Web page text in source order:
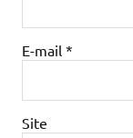
E-mail *
Site